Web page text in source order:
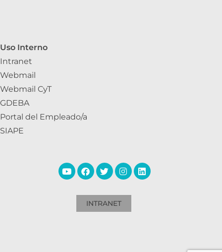
Uso Interno
Intranet
Webmail
Webmail CyT
GDEBA
Portal del Empleado/a
SIAPE
INTRANET